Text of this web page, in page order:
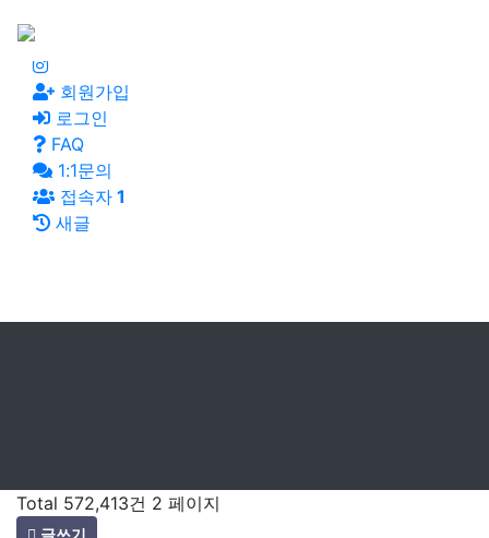
회원가입
로그인
FAQ
1:1문의
접속자 1
새글
Total 572,413건 2 페이지